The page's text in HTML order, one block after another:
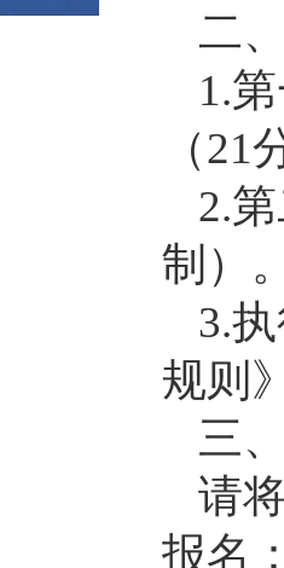
二
1.
（
2.
制）
3.
规则
三
请
报名